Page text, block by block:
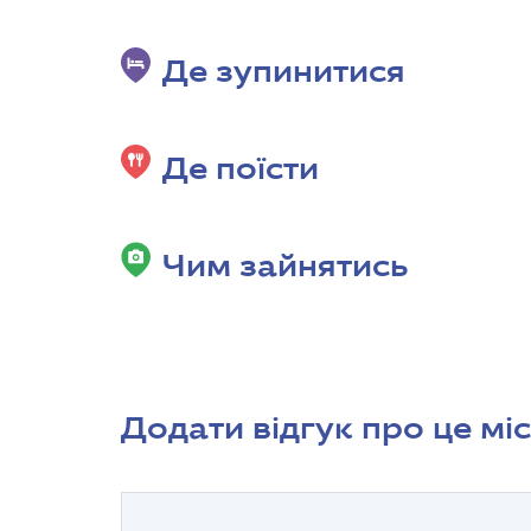
Де зупинитися
Де поїсти
Чим зайнятись
Додати відгук про це